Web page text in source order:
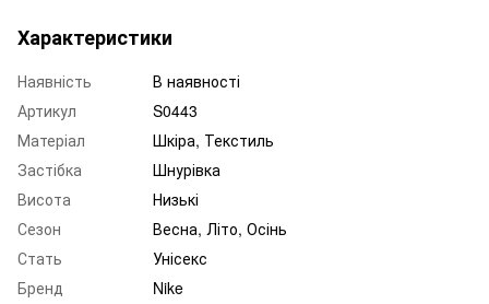
Характеристики
Наявність
В наявності
Артикул
S0443
Матеріал
Шкіра, Текстиль
Застібка
Шнурівка
Висота
Низькі
Сезон
Весна, Літо, Осінь
Стать
Унісекс
Бренд
Nike